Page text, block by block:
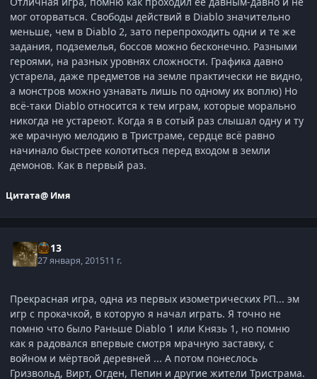
мог оторваться. Свободы действий в Diablo значительно
меньше, чем в Diablo 2, зато перепроходить одни и те же
задания, подземелья, боссов можно бесконечно. Разными
героями, на разных уровнях сложности. Графика давно
устарела, даже предметов на земле практически не видно,
а монстров можно узнавать лишь по одному их воплю) Но
всё-таки Diablo относится к тем играм, которые морально
никогда не устареют. Когда я в сотый раз слышал одну и ту
же мрачную мелодию в Тристраме, сердце всё равно
начинало быстрее колотиться перед входом в земли
демонов. Как в первый раз.
Цитата@ Имя
kl-13
27 января, 201511 г.
Прекрасная игра, одна из первых изометрических РП... эм
игр с прокачкой, в которую я начал играть. Я точно не
помню что было Раньше Diablo 1 или Князь 1, но помню
как я радовался впервые смотря мрачную заставку, с
войном и мёртвой деревней ... А потом понеслось
Гризвольд, Вирт, Огден, Пепин и другие жители Тристрама.